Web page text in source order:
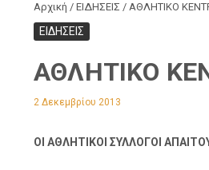
Αρχική / ΕΙΔΗΣΕΙΣ / ΑΘΛΗΤΙΚΟ
ΕΙΔΗΣΕΙΣ
ΑΘΛΗΤΙΚΟ
2 Δεκεμβρίου 2013
ΟΙ ΑΘΛΗΤΙΚΟΙ ΣΥΛΛΟΓΟΙ